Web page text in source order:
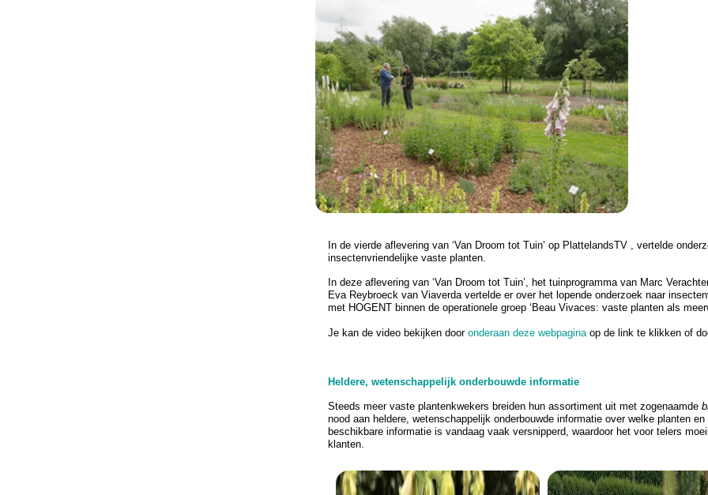
In de vierde aflevering van ‘Van Droom tot Tuin’ op PlattelandsTV , vertelde
insectenvriendelijke vaste planten.
In deze aflevering van ‘Van Droom tot Tuin’, het tuinprogramma van Marc
Eva Reybroeck van Viaverda vertelde er over het lopende onderzoek naar
met HOGENT binnen de operationele groep ‘Beau Vivaces: vaste planten als
Je kan de video bekijken dooronderaan deze webpagina op de link te klikken of
Heldere, wetenschappelijk onderbouwde informatie
Steeds meer vaste plantenkwekers breiden hun assortiment uit met zogenaamde
nood aan heldere, wetenschappelijk onderbouwde informatie over welke planten
beschikbare informatie is vandaag vaak versnipperd, waardoor het voor telers
klanten.